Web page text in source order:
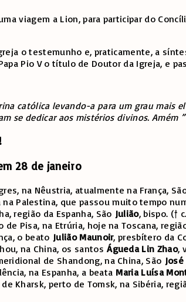
viagem a Lion, para participar do
o testemunho e, praticamente, a
Pio V o título de Doutor da Igreja, e
católica levando-a para um grau mais
se dedicar aos mistérios divinos. Amém ”
28 de janeiro
na Nêustria, atualmente na França,
Palestina, que passou muito tempo
região da Espanha, São Julião, bispo. (†
de Pisa, na Etrúria, hoje na Toscana,
o beato Julião Maunoir, presbítero da
na China, os santosÁgueda Lin Zhao,
de Shandong, na China, São
na Espanha, a beata Maria Luísa
Kharsk, perto de Tomsk, na Sibéria,